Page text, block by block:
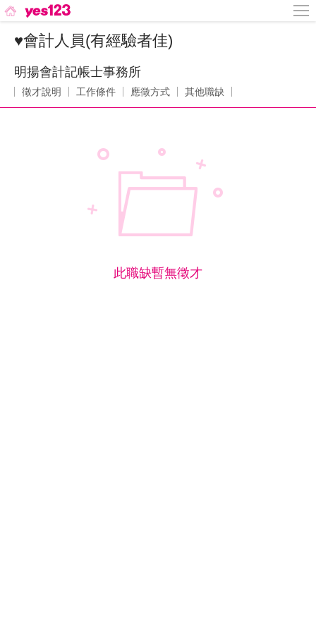
♥會計人員(有經驗者佳)
明揚會計記帳士事務所
徵才說明 工作條件 應徵方式 其他職缺
此職缺暫無徵才